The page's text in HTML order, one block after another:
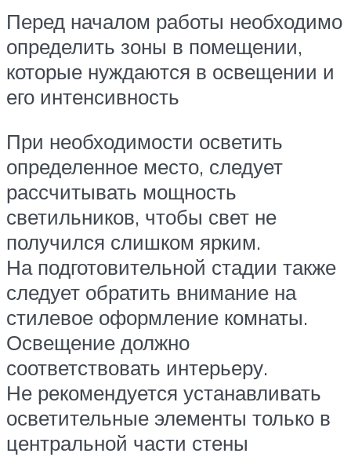
Перед началом работы необходимо
определить зоны в помещении,
которые нуждаются в освещении и
его интенсивность
При необходимости осветить
определенное место, следует
рассчитывать мощность
светильников, чтобы свет не
получился слишком ярким.
На подготовительной стадии также
следует обратить внимание на
стилевое оформление комнаты.
Освещение должно
соответствовать интерьеру.
Не рекомендуется устанавливать
осветительные элементы только в
центральной части стены